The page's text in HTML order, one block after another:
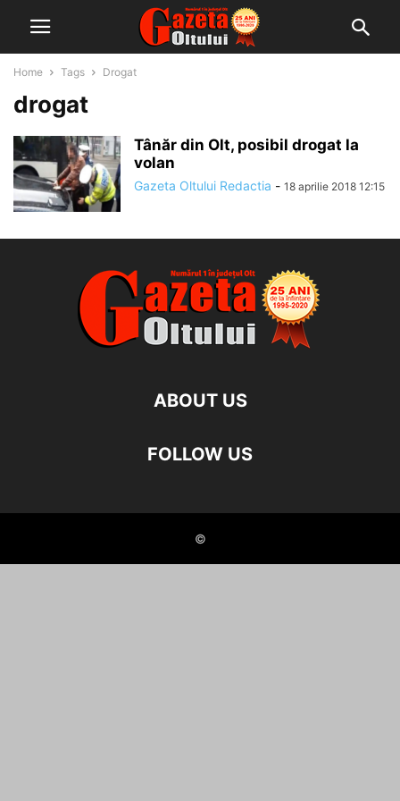
Home Tags Drogat
drogat
Tânăr din Olt, posibil drogat la
volan
Gazeta Oltului Redactia - 18 aprilie 2018 12:15
ABOUT US
FOLLOW US
©